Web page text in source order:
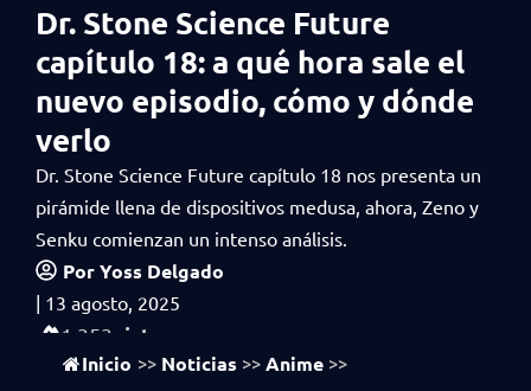
Dr. Stone Science Future
capítulo 18: a qué hora sale el
nuevo episodio, cómo y dónde
verlo
Dr. Stone Science Future capítulo 18 nos presenta un
pirámide llena de dispositivos medusa, ahora, Zeno y
Senku comienzan un intenso análisis.
PorYoss Delgado
| 13 agosto, 2025
1,353 vistas
Inicio >> Noticias >> Anime >>